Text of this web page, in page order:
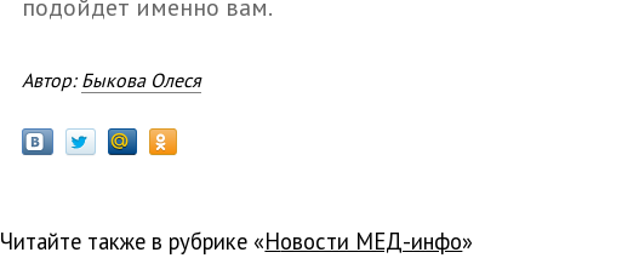
подойдет именно вам.
Автор: Быкова Олеся
Читайте также в рубрике « новости МЕД-инфо»